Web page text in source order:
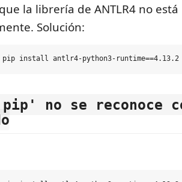
la librería de ANTLR4 no
Solución:
no se reconoce